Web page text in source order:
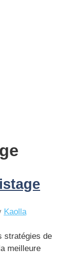
Kaolla
stratégies de
meilleure